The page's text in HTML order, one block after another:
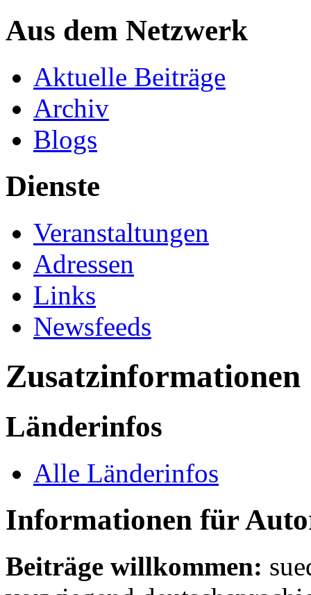
Aus dem Netzwerk
Aktuelle Beiträge
Archiv
Blogs
Dienste
Veranstaltungen
Adressen
Links
Newsfeeds
Zusatzinformationen
Länderinfos
Alle Länderinfos
Informationen für
Beiträge willkommen: